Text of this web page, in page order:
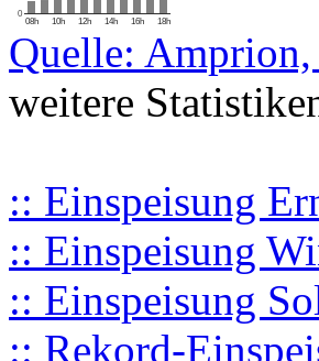
08h 10h 12h 14h 16h 18h
0
Quelle: Amprion,
weitere
:: Einspeisung
:: Einspeisung
:: Einspeisung
:: Rekord-